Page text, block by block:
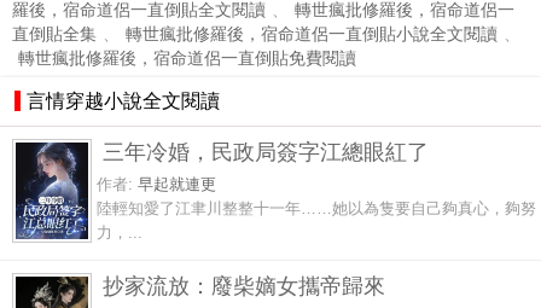
羅後，宿命道侶一直倒貼全文閱讀 、
轉世瘋批修羅後，宿命道侶一
直倒貼全集 、 轉世瘋批修羅後，宿命道侶一直倒貼小說全文閱讀 、
轉世瘋批修羅後，宿命道侶一直倒貼免費閱讀
言情穿越小說全文閱讀
三年冷婚，民政局簽字江總眼紅了
作者: 早起就連更
陸輕知愛了江聿川整整十一年……她以為隻要自己夠真心，夠努
力，...
抄家流放：廢柴嫡女攜帝歸來